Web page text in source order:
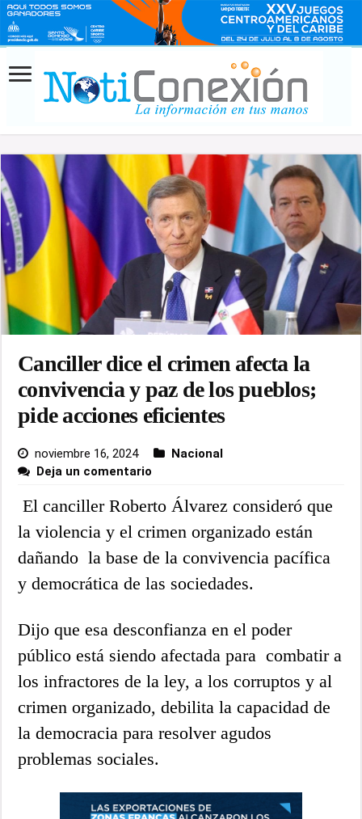
Canciller dice el crimen afecta la
convivencia y paz de los pueblos;
pide acciones eficientes
noviembre 16, 2024
Nacional
Deja un comentario
El canciller Roberto Álvarez consideró que
la violencia y el crimen organizado están
dañando la base de la convivencia pacífica
y democrática de las sociedades.
Dijo que esa desconfianza en el poder
público está siendo afectada para combatir a
los infractores de la ley, a los corruptos y al
crimen organizado, debilita la capacidad de
la democracia para resolver agudos
problemas sociales.